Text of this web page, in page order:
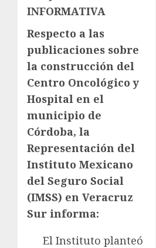
INFORMATIVA
Respecto a las
publicaciones sobre
la construcción del
Centro Oncológico y
Hospital en el
municipio de
Córdoba, la
Representación del
Instituto Mexicano
del Seguro Social
(IMSS) en Veracruz
Sur informa:
El Instituto planteó